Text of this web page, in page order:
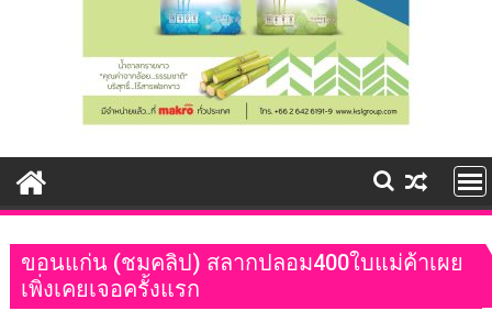
ขอนแก่น (ชมคลิป) สลากปลอม400ใบแม่ค้าเผย
เพิ่งเคยเจอครั้งแรก